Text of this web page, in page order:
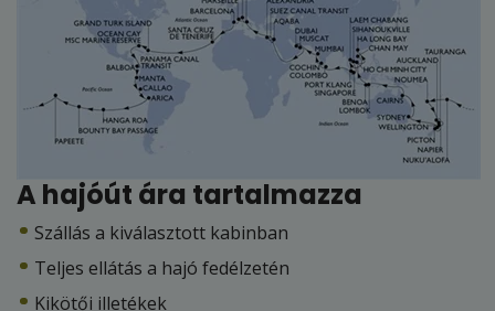
A hajóút ára tartalmazza
Szállás a kiválasztott kabinban
Teljes ellátás a hajó fedélzetén
Kikötői illetékek